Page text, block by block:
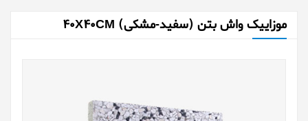
موزایيک واش بتن (سفید-مشکی) 40X40CM